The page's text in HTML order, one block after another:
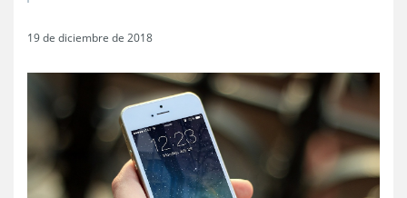
19 de diciembre de 2018